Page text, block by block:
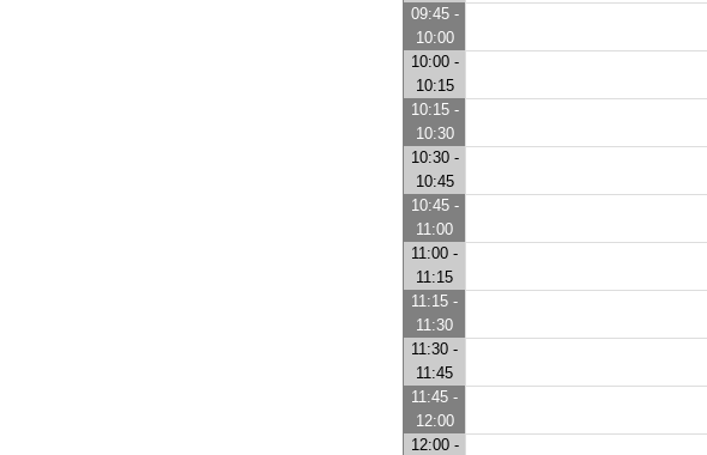
09:45 -
10:00
10:00 -
10:15
10:15 -
10:30
10:30 -
10:45
10:45 -
11:00
11:00 -
11:15
11:15 -
11:30
11:30 -
11:45
11:45 -
12:00
12:00 -